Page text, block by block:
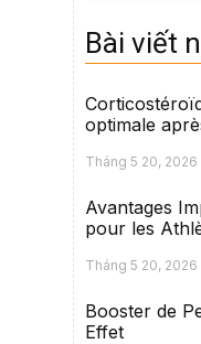
Bài viết
optimale
Tháng 5 20, 2026
Avantages
pour les
Tháng 5 20, 2026
Booster de
Effet